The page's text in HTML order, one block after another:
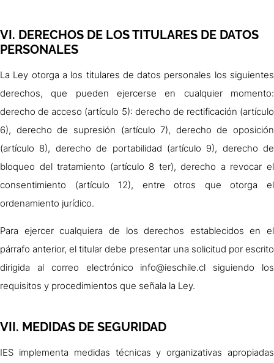
VI. DERECHOS DE LOS TITULARES DE DATOS
PERSONALES
La Ley otorga a los titulares de datos personales los siguientes
derechos, que pueden ejercerse en cualquier momento:
derecho de acceso (artículo 5): derecho de rectificación (artículo
6), derecho de supresión (artículo 7), derecho de oposición
(artículo 8), derecho de portabilidad (artículo 9), derecho de
bloqueo del tratamiento (artículo 8 ter), derecho a revocar el
consentimiento (artículo 12), entre otros que otorga el
ordenamiento jurídico.
Para ejercer cualquiera de los derechos establecidos en el
párrafo anterior, el titular debe presentar una solicitud por escrito
dirigida al correo electrónico info@ieschile.cl siguiendo los
requisitos y procedimientos que señala la Ley.
VII. MEDIDAS DE SEGURIDAD
IES implementa medidas técnicas y organizativas apropiadas